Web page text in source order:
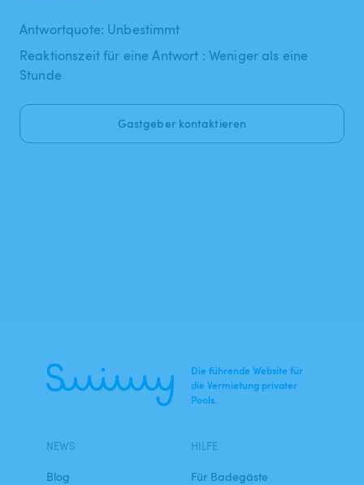
Antwortquote: Unbestimmt
Reaktionszeit für eine Antwort : Weniger als eine
Stunde
Gastgeber kontaktieren
Die führende Website für
die Vermietung privater
Pools.
NEWS
Blog
HILFE
Für Badegäste